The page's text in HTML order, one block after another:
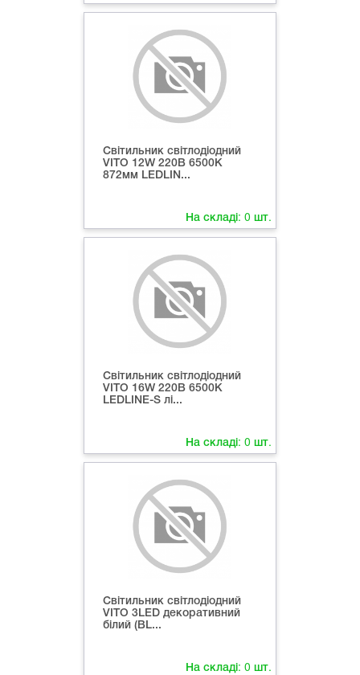
Світильник світлодіодний
VITO 12W 220В 6500K
872мм LEDLIN...
На складі: 0 шт.
Світильник світлодіодний
VITO 16W 220В 6500K
LEDLINE-S лі...
На складі: 0 шт.
Світильник світлодіодний
VITO 3LED декоративний
білий (ВL...
На складі: 0 шт.